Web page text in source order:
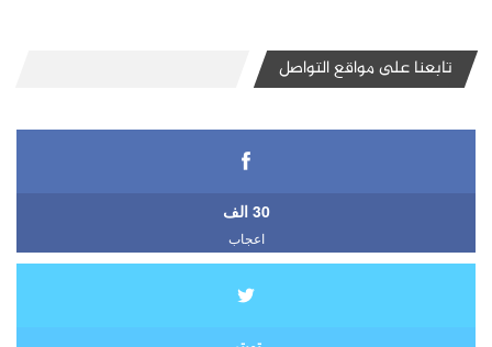
تابعنا على مواقع التواصل
30 الف
اعجاب